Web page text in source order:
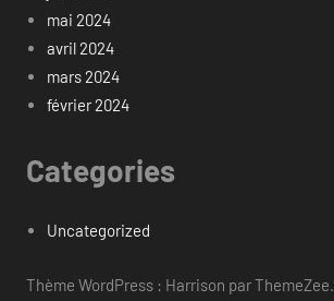
mai 2024
avril 2024
mars 2024
février 2024
Categories
Uncategorized
Thème WordPress : Harrison par ThemeZee.